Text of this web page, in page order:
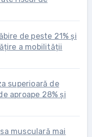
de peste 21% și
a mobilității
superioară de
aproape 28% și
musculară mai